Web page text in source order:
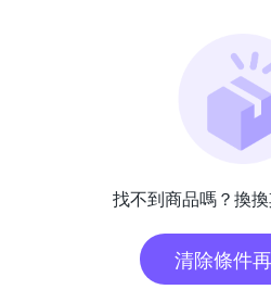
找不到商品嗎？換換
清除條件